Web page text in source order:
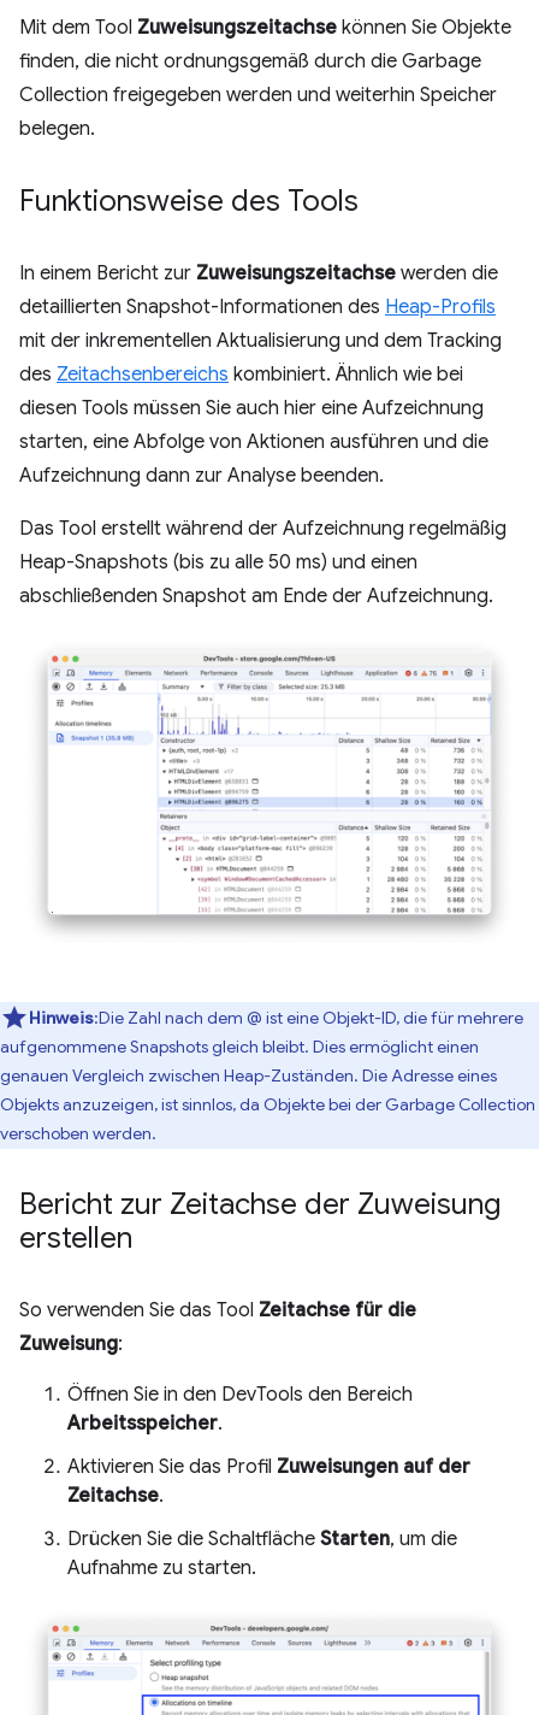
Mit dem Tool Zuweisungszeitachse können Sie Objekte
finden, die nicht ordnungsgemäß durch die Garbage
Collection freigegeben werden und weiterhin Speicher
belegen.
Funktionsweise des Tools
In einem Bericht zur Zuweisungszeitachse werden die
detaillierten Snapshot-Informationen des Heap-Profils
mit der inkrementellen Aktualisierung und dem Tracking
des Zeitachsenbereichs kombiniert. Ähnlich wie bei
diesen Tools müssen Sie auch hier eine Aufzeichnung
starten, eine Abfolge von Aktionen ausführen und die
Aufzeichnung dann zur Analyse beenden.
Das Tool erstellt während der Aufzeichnung regelmäßig
Heap-Snapshots (bis zu alle 50 ms) und einen
abschließenden Snapshot am Ende der Aufzeichnung.
Hinweis:Die Zahl nach dem @ ist eine Objekt-ID, die für mehrere
aufgenommene Snapshots gleich bleibt. Dies ermöglicht einen
genauen Vergleich zwischen Heap-Zuständen. Die Adresse eines
Objekts anzuzeigen, ist sinnlos, da Objekte bei der Garbage Collection
verschoben werden.
Bericht zur Zeitachse der Zuweisung
erstellen
So verwenden Sie das Tool Zeitachse für die
Zuweisung:
Öffnen Sie in den DevTools den Bereich
Arbeitsspeicher.
Aktivieren Sie das Profil Zuweisungen auf der
Zeitachse.
Drücken Sie die Schaltfläche Starten, um die
Aufnahme zu starten.